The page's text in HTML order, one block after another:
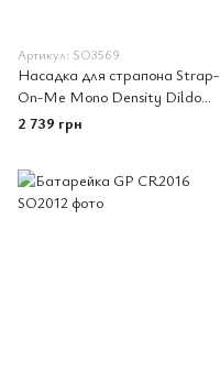
Артикул: SO3569
Насадка для страпона Strap-
On-Me Mono Density Dildo
Blue M, диам. 3,3см,
однослойный силикон, гибкий
2 739 грн